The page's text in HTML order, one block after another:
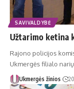
SAVIVALDYBĖ
Užtarimo ketina
Rajono policijos
Ukmergės filialo
Ukmergės žinios